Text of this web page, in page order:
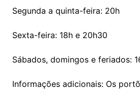
Segunda a quinta-feira: 20h
Sexta-feira: 18h e 20h30
Sábados, domingos e feriados:
Informações adicionais: Os